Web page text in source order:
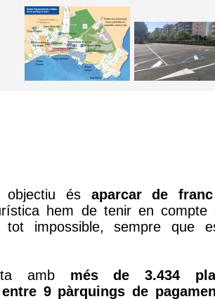
és aparcar de
hem de tenir en
impossible, sempre que
amb més de 3.434
9 pàrquings de